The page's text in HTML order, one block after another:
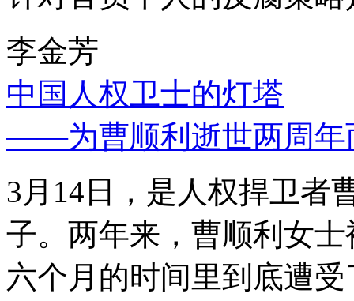
李金芳
中国人权卫士的灯塔
——为曹顺利逝世两周年
3月14日，是人权捍卫者
子。两年来，曹顺利女
六个月的时间里到底遭